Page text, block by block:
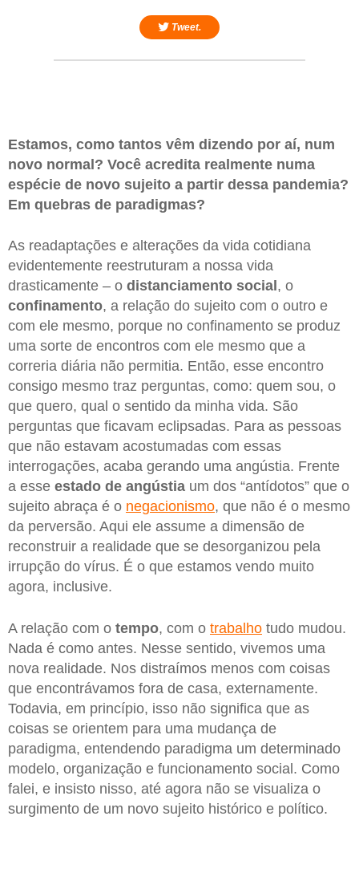
Tweet.
Estamos, como tantos vêm dizendo por aí, num
novo normal? Você acredita realmente numa
espécie de novo sujeito a partir dessa pandemia?
Em quebras de paradigmas?
As readaptações e alterações da vida cotidiana
evidentemente reestruturam a nossa vida
drasticamente – o distanciamento social , o
confinamento, a relação do sujeito com o outro e
com ele mesmo, porque no confinamento se produz
uma sorte de encontros com ele mesmo que a
correria diária não permitia. Então, esse encontro
consigo mesmo traz perguntas, como: quem sou, o
que quero, qual o sentido da minha vida. São
perguntas que ficavam eclipsadas. Para as pessoas
que não estavam acostumadas com essas
interrogações, acaba gerando uma angústia. Frente
a esse estado de angústia um dos “antídotos” que o
sujeito abraça é o negacionismo, que não é o mesmo
da perversão. Aqui ele assume a dimensão de
reconstruir a realidade que se desorganizou pela
irrupção do vírus. É o que estamos vendo muito
agora, inclusive.
A relação com o tempo, com o trabalho tudo mudou.
Nada é como antes. Nesse sentido, vivemos uma
nova realidade. Nos distraímos menos com coisas
que encontrávamos fora de casa, externamente.
Todavia, em princípio, isso não significa que as
coisas se orientem para uma mudança de
paradigma, entendendo paradigma um determinado
modelo, organização e funcionamento social. Como
falei, e insisto nisso, até agora não se visualiza o
surgimento de um novo sujeito histórico e político.